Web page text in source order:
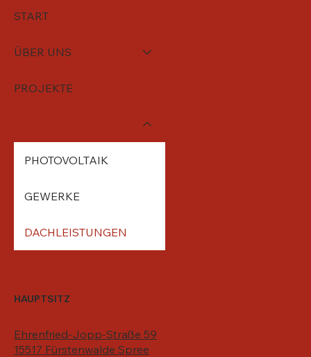
HAUPTSITZ
Ehrenfried-Jopp-Straße 59
15517 Fürstenwalde Spree
START
ÜBER UNS
PROJEKTE
PHOTOVOLTAIK
GEWERKE
DACHLEISTUNGEN